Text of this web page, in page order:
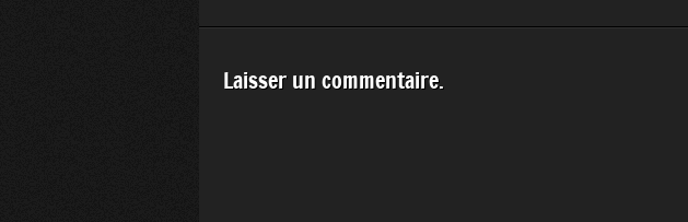
Laisser un commentaire.